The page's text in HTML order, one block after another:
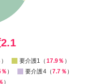
） 要介護1（ 17.9％ ）
） 要介護4（7.7％ ）
）